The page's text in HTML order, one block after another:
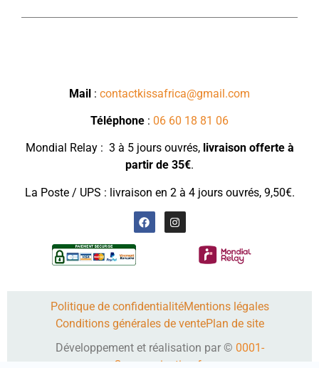
Mail : contactkissafrica@gmail.com
Téléphone : 06 60 18 81 06
Mondial Relay : 3 à 5 jours ouvrés, livraison offerte à
partir de 35€.
La Poste / UPS : livraison en 2 à 4 jours ouvrés, 9,50€.
Politique de confidentialitéMentions légales
Conditions générales de ventePlan de site
Développement et réalisation par © 0001-
Communication.fr